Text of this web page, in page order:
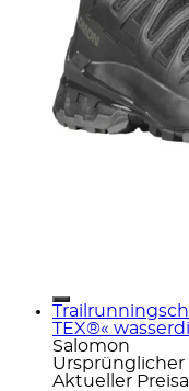
TEX®«
Salomon
Ursprünglicher
Aktueller Preis